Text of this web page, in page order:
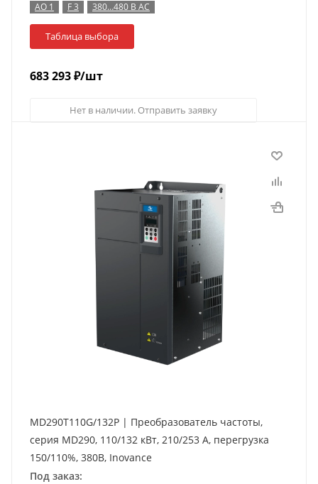
AO 1
F 3 380…480 В AC
Таблица выбора
683 293₽/шт
Нет в наличии. Отправить заявку
MD290T110G/132P | Преобразователь частоты,
серия MD290, 110/132 кВт, 210/253 А, перегрузка
150/110%, 380B, Inovance
Под заказ: